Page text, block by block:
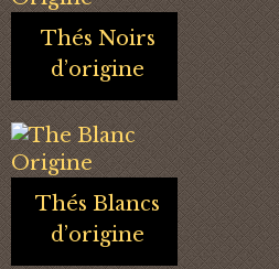
Thés Noirs
d’origine
Thés Blancs
d’origine